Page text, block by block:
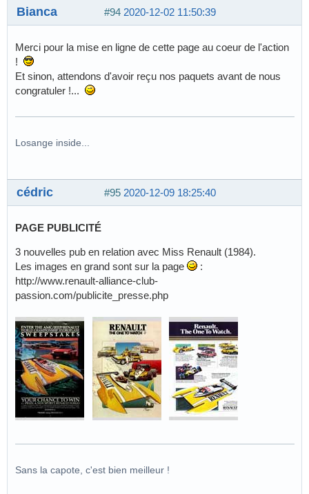
#94 2020-12-02 11:50:39
Bianca
Merci pour la mise en ligne de cette page au coeur de l'action
!
Et sinon, attendons d'avoir reçu nos paquets avant de nous
congratuler !...
Losange inside...
#95 2020-12-09 18:25:40
cédric
PAGE PUBLICITÉ
3 nouvelles pub en relation avec Miss Renault (1984).
Les images en grand sont sur la page
:
http://www.renault-alliance-club-
passion.com/publicite_presse.php
Sans la capote, c'est bien meilleur !